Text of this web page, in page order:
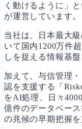
く動けるように」
が運営しています。
当社は、日本最大
いて国内1200万件
しを捉える情報基
加えて、与信管理
認を支援する「
をAI処理、日々
億件のデータベー
の兆候の早期把握を